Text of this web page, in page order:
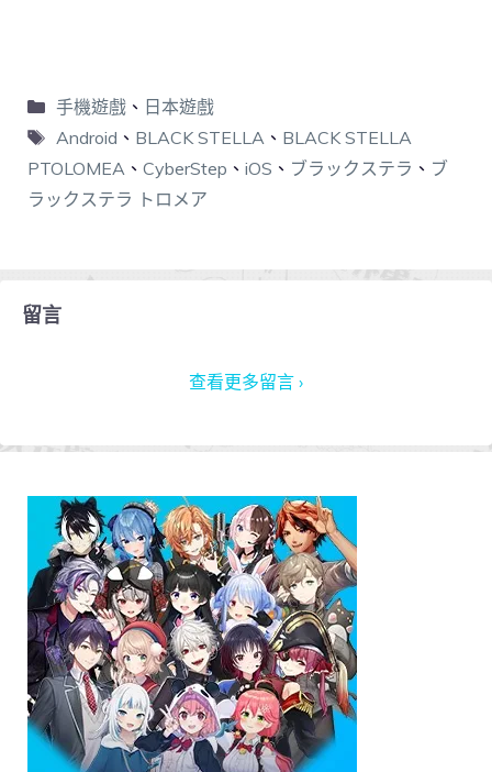
手機遊戲、 日本遊戲
Android 、 BLACK STELLA、 BLACK STELLA
PTOLOMEA 、 CyberStep 、 iOS 、 ブラックステラ 、 ブ
ラックステラ トロメア
留言
查看更多留言 ›